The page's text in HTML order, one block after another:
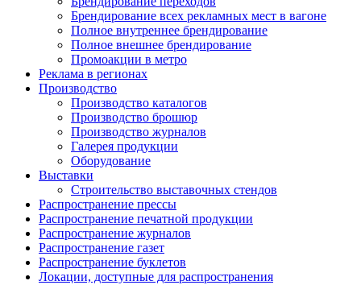
Брендирование всех рекламных мест в вагоне
Полное внутреннее брендирование
Полное внешнее брендирование
Промоакции в метро
Реклама в регионах
Производство
Производство каталогов
Производство брошюр
Производство журналов
Галерея продукции
Оборудование
Выставки
Строительство выставочных стендов
Распространение прессы
Распространение печатной продукции
Распространение журналов
Распространение газет
Распространение буклетов
Локации, доступные для распространения